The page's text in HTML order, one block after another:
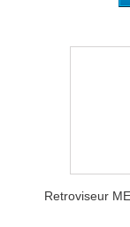
Retroviseur